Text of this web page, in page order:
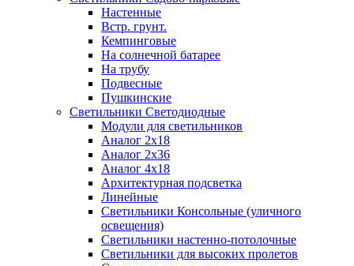
Настенные
Встр. грунт.
Кемпинговые
На солнечной батарее
На трубу
Подвесные
Пушкинские
Светильники Светодиодные
Модули для светильников
Аналог 2х18
Аналог 2х36
Аналог 4х18
Архитектурная подсветка
Линейные
Светильники Консольные (уличного
освещения)
Светильники настенно-потолочные
Светильники для высоких пролетов